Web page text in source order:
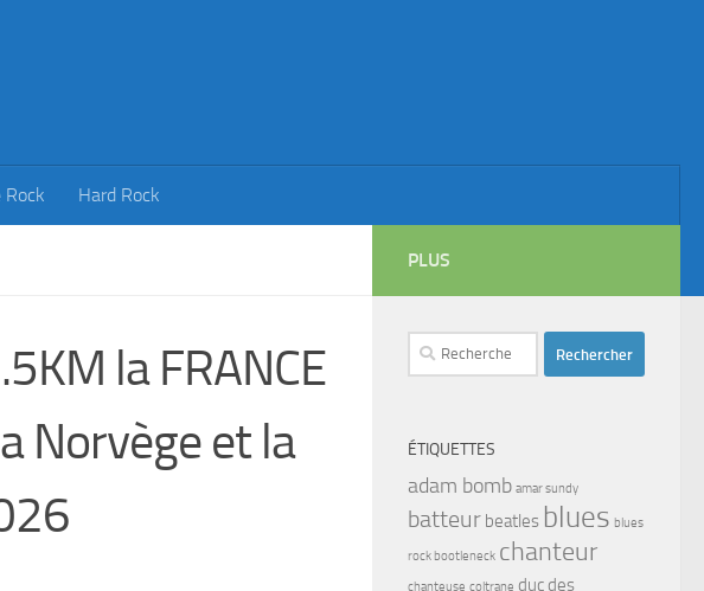
Rock Hard Rock
la FRANCE
Norvège et la
PLUS
Rechercher :
ÉTIQUETTES
adam bomb amar sundy
batteur beatles blues blues
rock bootleneck chanteur
chanteuse coltrane duc des